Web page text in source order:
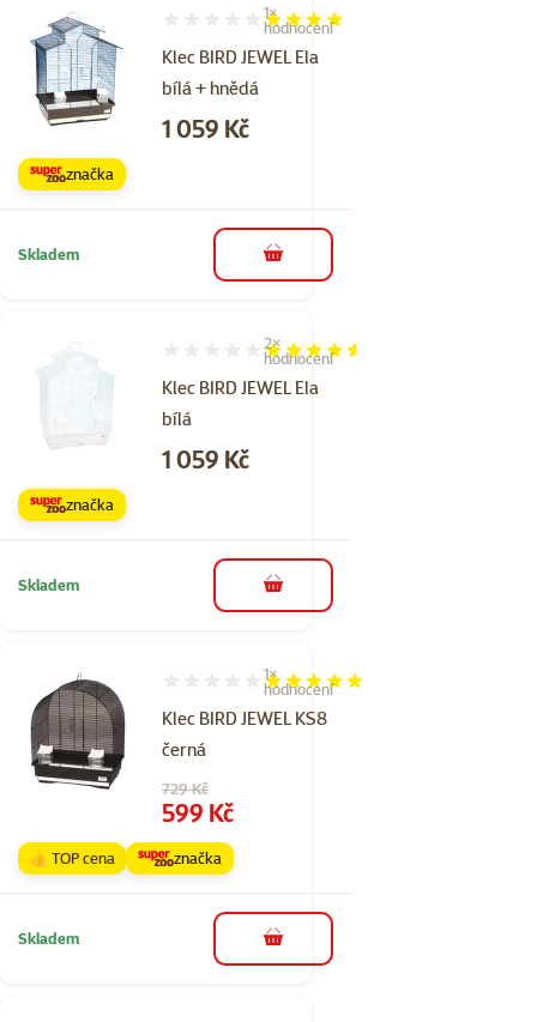
Klec BIRD JEWEL Ela
bílá + hnědá
Hodnocení 80%, počet hodnocení: 1
1×
hodnocení
Cena
1 059 Kč
značka
Skladem do košíku
Klec BIRD JEWEL Ela
bílá
Hodnocení 90%, počet hodnocení: 2
2×
hodnocení
Cena
1 059 Kč
značka
Skladem do košíku
Klec BIRD JEWEL KS8
černá
Hodnocení 100%, počet hodnocení: 1
1×
hodnocení
Původní cena
729 Kč
Cena
599 Kč
👍 TOP cena značka
Skladem do košíku